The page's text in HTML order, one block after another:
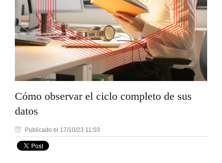
Cómo observar el ciclo completo de sus
datos
Publicado el 17/10/23 11:03